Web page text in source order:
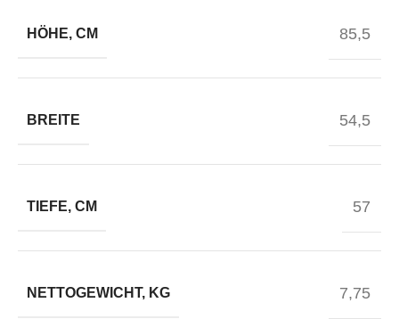
HÖHE, CM 85,5
BREITE 54,5
TIEFE, CM 57
NETTOGEWICHT, KG 7,75